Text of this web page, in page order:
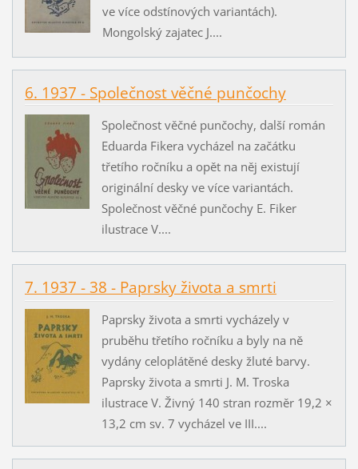
ve více odstínových variantách).
Mongolský zajatec J....
6. 1937 - Společnost věčné punčochy
Společnost věčné punčochy, další román
Eduarda Fikera vycházel na začátku
třetího ročníku a opět na něj existují
originální desky ve více variantách.
Společnost věčné punčochy E. Fiker
ilustrace V....
7. 1937 - 38 - Paprsky života a smrti
Paprsky života a smrti vycházely v
pruběhu třetího ročníku a byly na ně
vydány celoplátěné desky žluté barvy.
Paprsky života a smrti J. M. Troska
ilustrace V. Živný 140 stran rozměr 19,2 ×
13,2 cm sv. 7 vycházel ve III....